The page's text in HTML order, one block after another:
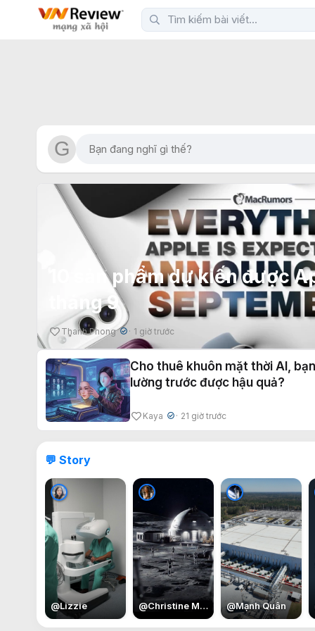
10 sản phẩm dự kiến được
tháng 9
Thanh Phong ✔ 1 giờ trước
Cho thuê khuôn mặt thời AI,
lường trước được hậu quả?
Kaya ✔ 21 giờ trước
💬 Story
@Lizzie @Christine May @Mạnh Quân